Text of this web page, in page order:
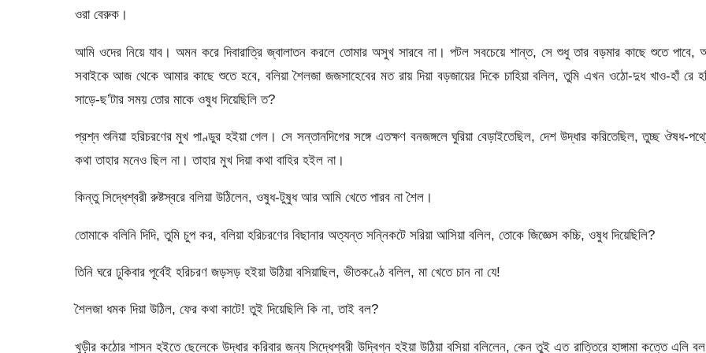
ওরা বেরুক।
আমি ওদের নিয়ে যাব। অমন করে দিবারাত্রি জ্বালাতন করলে তোমার অসুখ সারবে না। পটল সবচেয়ে শান্ত, সে শুধু তার বড়মার কাছে শুতে পাবে,
সবাইকে আজ থেকে আমার কাছে শুতে হবে, বলিয়া শৈলজা জজসাহেবের মত রায় দিয়া বড়জায়ের দিকে চাহিয়া বলিল, তুমি এখন ওঠো-দুধ খাও-হাঁ রে
সাড়ে-ছ’টার সময় তোর মাকে ওষুধ দিয়েছিলি ত?
প্রশ্ন শুনিয়া হরিচরণের মুখ পাণ্ডুর হইয়া গেল। সে সন্তানদিগের সঙ্গে এতক্ষণ বনজঙ্গলে ঘুরিয়া বেড়াইতেছিল, দেশ উদ্ধার করিতেছিল, তুচ্ছ ঔষধ-
কথা তাহার মনেও ছিল না। তাহার মুখ দিয়া কথা বাহির হইল না।
কিন্তু সিদ্ধেশ্বরী রুষ্টস্বরে বলিয়া উঠিলেন, ওষুধ-টুষুধ আর আমি খেতে পারব না শৈল।
তোমাকে বলিনি দিদি, তুমি চুপ কর, বলিয়া হরিচরণের বিছানার অত্যন্ত সন্নিকটে সরিয়া আসিয়া বলিল, তোকে জিজ্ঞেস কচ্চি, ওষুধ দিয়েছিলি?
তিনি ঘরে ঢুকিবার পূর্বেই হরিচরণ জড়সড় হইয়া উঠিয়া বসিয়াছিল, ভীতকণ্ঠে বলিল, মা খেতে চান না যে!
শৈলজা ধমক দিয়া উঠিল, ফের কথা কাটে! তুই দিয়েছিলি কি না, তাই বল?
খুড়ীর কঠোর শাসন হইতে ছেলেকে উদ্ধার করিবার জন্য সিদ্ধেশ্বরী উদ্বিগ্ন হইয়া উঠিয়া বসিয়া বলিলেন, কেন তুই এত রাত্তিরে হাঙ্গামা কত্তে এলি